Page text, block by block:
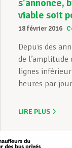
s’annonce,
viable soit
18 février 2016
Depuis des
de l’amplitude
lignes
heures par
LIRE PLUS